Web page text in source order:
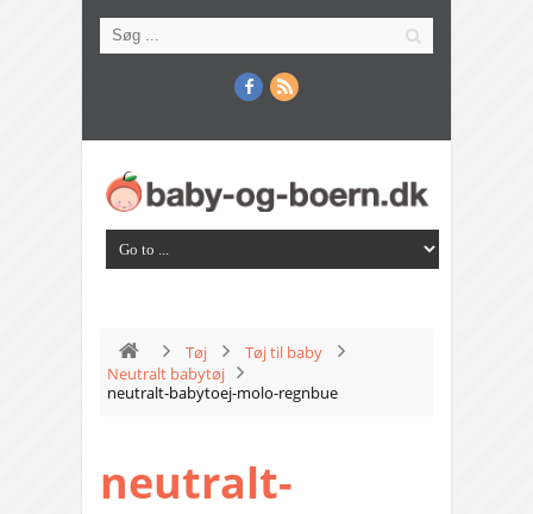
Tøj
Tøj til baby
Neutralt babytøj
neutralt-babytoej-molo-regnbue
neutralt-